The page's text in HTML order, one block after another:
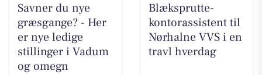
Savner du nye
græsgange? - Her
er nye ledige
stillinger i Vadum
og omegn
Blæksprutte-
kontorassistent til
Nørhalne VVS i en
travl hverdag